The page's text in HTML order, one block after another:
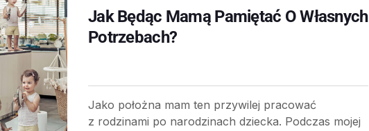
Jak Będąc Mamą Pamiętać O Własnych
Potrzebach?
Jako położna mam ten przywilej pracować
z rodzinami po narodzinach dziecka. Podczas mojej